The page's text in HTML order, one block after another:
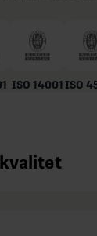
ISO 14001 ISO